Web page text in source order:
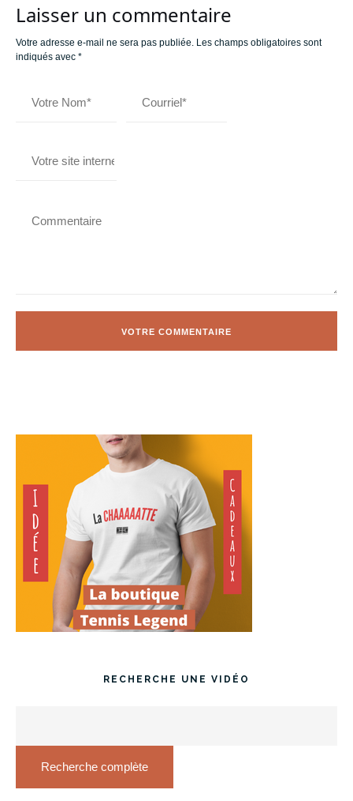
Laisser un commentaire
Votre adresse e-mail ne sera pas publiée. Les champs obligatoires sont
indiqués avec *
RECHERCHE UNE VIDÉO
Recherche complète